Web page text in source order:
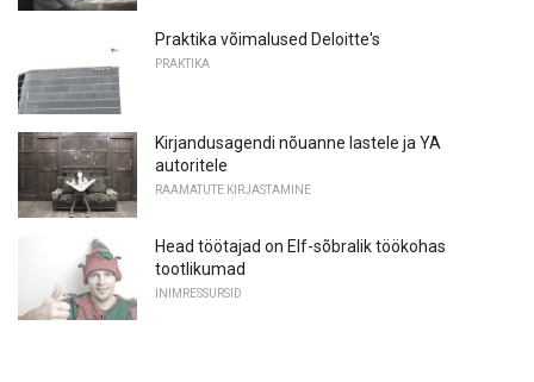
Praktika võimalused Deloitte's
PRAKTIKA
Kirjandusagendi nõuanne lastele ja YA
autoritele
RAAMATUTE KIRJASTAMINE
Head töötajad on Elf-sõbralik töökohas
tootlikumad
INIMRESSURSID